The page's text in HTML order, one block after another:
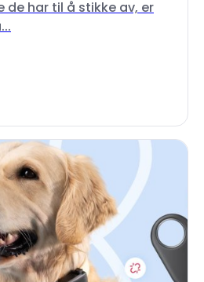
de har til å stikke av, er